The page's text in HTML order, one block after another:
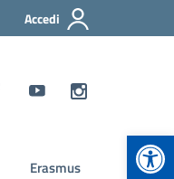
Accedi
Erasmus